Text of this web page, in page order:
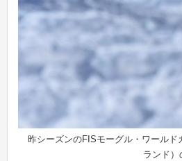
昨シーズンのFISモーグル・ワールド
ランド）